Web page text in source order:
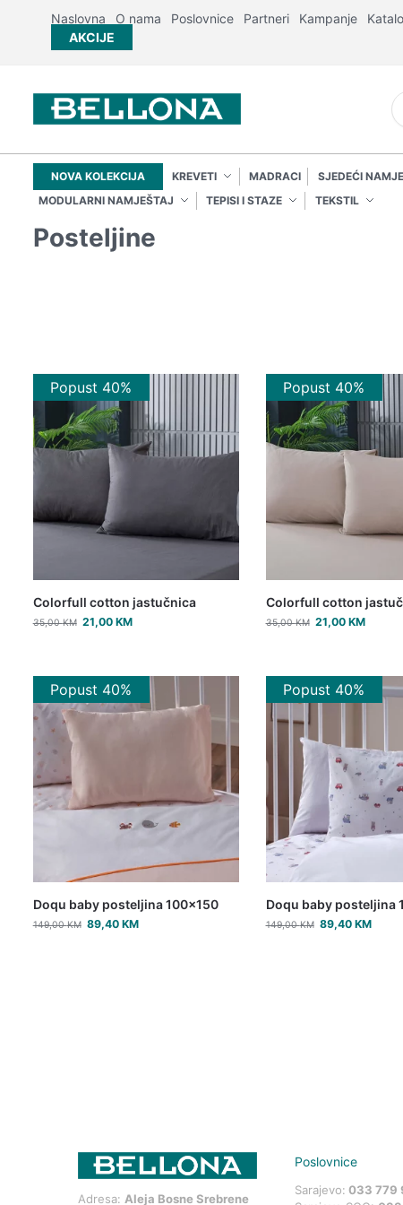
Naslovna O nama Poslovnice Partneri Kampanje
AKCIJE
NOVA KOLEKCIJA KREVETI MADRACI SJEDEĆI
MODULARNI NAMJEŠTAJ
TEPISI I STAZE TEKSTIL
Posteljine
Popust 40%
Colorfull cotton jastučnica
35,00KM 21,00KM
Popust 40%
Colorfull cotton
35,00KM 21,00KM
Popust 40%
Doqu baby posteljina 100×150
149,00KM 89,40KM
Popust 40%
Doqu baby posteljina
149,00KM 89,40KM
Adresa: Aleja Bosne Srebrene
Poslovnice
Sarajevo: 033 779